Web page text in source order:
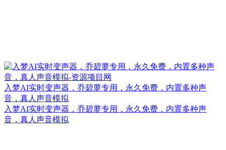
入梦AI实时变声器，乔碧萝专用，永久免费，内置多种声
音，真人声音模拟
入梦AI实时变声器，乔碧萝专用，永久免费，内置多种声
音，真人声音模拟